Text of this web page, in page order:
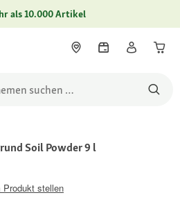
als 10.000 Artikel
Soil Powder 9 l
Produkt stellen